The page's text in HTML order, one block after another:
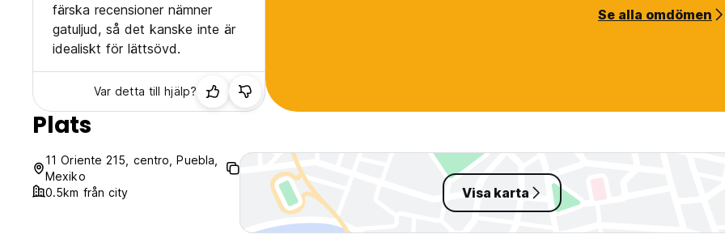
färska recensioner nämner
gatuljud, så det kanske inte är
idealiskt för lättsövd.
Var detta till hjälp?
Se alla omdömen
Plats
11 Oriente 215, centro, Puebla,
Mexiko
0.5km från city
Visa karta